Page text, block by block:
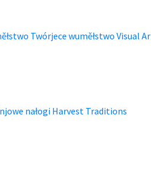
Twórjece wuměłstwo Visual
nałogi Harvest Traditions